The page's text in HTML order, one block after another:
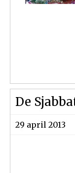
De
29 april 2013